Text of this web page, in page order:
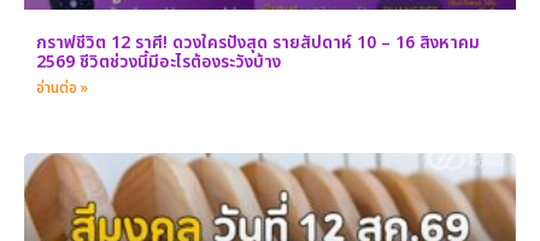
กราฟชีวิต 12 ราศี! ดวงใครปังสุด รายสัปดาห์ 10 – 16 สิงหาคม
2569 ชีวิตช่วงนี้มีอะไรต้องระวังบ้าง
อ่านต่อ »